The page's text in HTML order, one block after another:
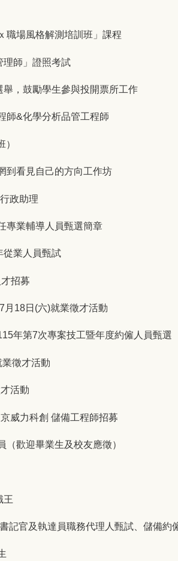
職場風格解測培訓班」課程
理師」證照考試
舉，鼓勵學生參與投開票所工作
師&化學分析品管工程師
到看見自己的方向工作坊
政助理
專業輔導人員甄選簡章
從業人員甄試
招募
月18日(六)就業徵才活動
年第7次專案技工暨年度約僱人員甄選
業徵才活動
活動
威力科創 儲備工程師招募
（歡迎畢業生及校友應徵）
王
記官及執達員職務代理人甄試、儲備